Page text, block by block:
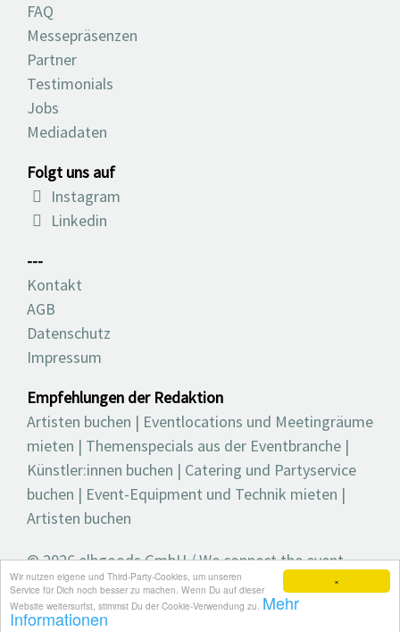
×
Wir nutzen eigene und Third-Party-Cookies, um unseren
Service für Dich noch besser zu machen. Wenn Du auf dieser
Website weitersurfst, stimmst Du der Cookie-Verwendung zu. Mehr
Informationen
FAQ
Messepräsenzen
Partner
Testimonials
Jobs
Mediadaten
Folgt uns auf
Instagram
Linkedin
---
Kontakt
AGB
Datenschutz
Impressum
Empfehlungen der Redaktion
Artisten buchen | Eventlocations und Meetingräume
mieten | Themenspecials aus der Eventbranche |
Künstler:innen buchen | Catering und Partyservice
buchen | Event-Equipment und Technik mieten |
Artisten buchen
© 2026 elbgoods GmbH / We connect the event
industry / Medienvielfalt für die Eventplanung /
Eventbranchenbuch, Blog, Magazin und mehr